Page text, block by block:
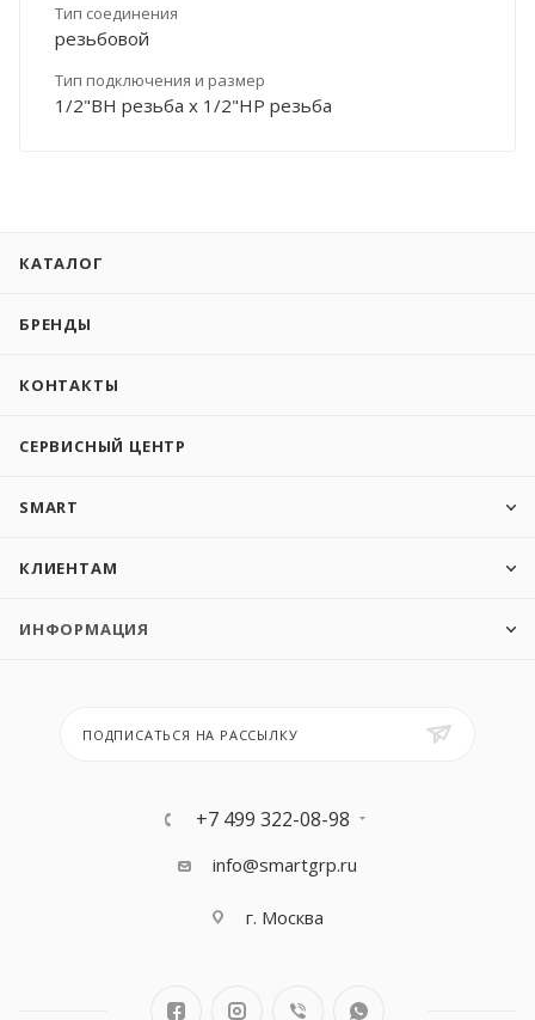
Тип соединения
резьбовой
Тип подключения и размер
1/2"ВН резьба х 1/2"НР резьба
КАТАЛОГ
БРЕНДЫ
КОНТАКТЫ
СЕРВИСНЫЙ ЦЕНТР
SMART
КЛИЕНТАМ
ИНФОРМАЦИЯ
ПОДПИСАТЬСЯ НА РАССЫЛКУ
+7 499 322-08-98
info@smartgrp.ru
г. Москва